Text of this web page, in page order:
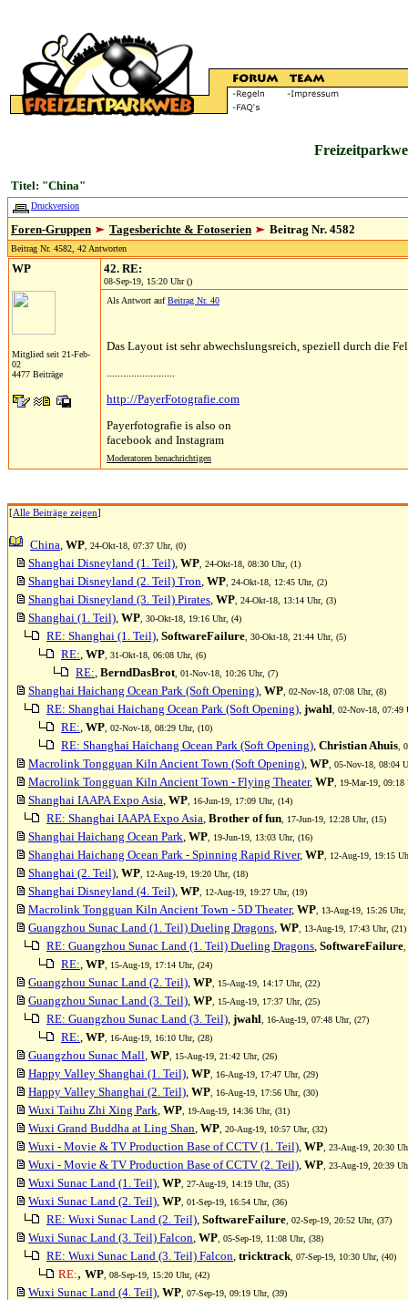
Titel: "China"
Druckversion
Foren-Gruppen Tagesberichte & Fotoserien Beitrag Nr. 4582
Beitrag Nr. 4582, 42 Antworten
WP
Mitglied seit 21-Feb-
02
4477 Beiträge
42. RE:
08-Sep-19, 15:20 Uhr ()
Als Antwort aufBeitrag Nr. 40
Das Layout ist sehr abwechslungsreich, speziell durch die
.........................
http://PayerFotografie.com
Payerfotografie is also on
facebook and Instagram
Moderatoren benachrichtigen
[Alle Beiträge zeigen]
China, WP , 24-Okt-18, 07:37 Uhr, (0)
Shanghai Disneyland (1. Teil), WP , 24-Okt-18, 08:30 Uhr, (1)
Shanghai Disneyland (2. Teil) Tron, WP , 24-Okt-18, 12:45 Uhr, (2)
Shanghai Disneyland (3. Teil) Pirates, WP , 24-Okt-18, 13:14 Uhr, (3)
Shanghai (1. Teil), WP , 30-Okt-18, 19:16 Uhr, (4)
RE: Shanghai (1. Teil), SoftwareFailure , 30-Okt-18, 21:44 Uhr, (5)
RE:, WP , 31-Okt-18, 06:08 Uhr, (6)
RE:, BerndDasBrot , 01-Nov-18, 10:26 Uhr, (7)
Shanghai Haichang Ocean Park (Soft Opening), WP , 02-Nov-18, 07:08 Uhr, (8)
RE: Shanghai Haichang Ocean Park (Soft Opening), jwahl , 02-Nov-18, 07:49
RE:, WP , 02-Nov-18, 08:29 Uhr, (10)
RE: Shanghai Haichang Ocean Park (Soft Opening), Christian Ahuis ,
Macrolink Tongguan Kiln Ancient Town (Soft Opening), WP , 05-Nov-18, 08:04
Macrolink Tongguan Kiln Ancient Town - Flying Theater, WP , 19-Mar-19,
Shanghai IAAPA Expo Asia, WP , 16-Jun-19, 17:09 Uhr, (14)
RE: Shanghai IAAPA Expo Asia, Brother of fun , 17-Jun-19, 12:28 Uhr, (15)
Shanghai Haichang Ocean Park, WP , 19-Jun-19, 13:03 Uhr, (16)
Shanghai Haichang Ocean Park - Spinning Rapid River, WP , 12-Aug-19, 19:15
Shanghai (2. Teil), WP , 12-Aug-19, 19:20 Uhr, (18)
Shanghai Disneyland (4. Teil), WP , 12-Aug-19, 19:27 Uhr, (19)
Macrolink Tongguan Kiln Ancient Town - 5D Theater, WP , 13-Aug-19, 15:26
Guangzhou Sunac Land (1. Teil) Dueling Dragons, WP , 13-Aug-19, 17:43 Uhr, (21)
RE: Guangzhou Sunac Land (1. Teil) Dueling Dragons, SoftwareFailure
RE:, WP , 15-Aug-19, 17:14 Uhr, (24)
Guangzhou Sunac Land (2. Teil), WP , 15-Aug-19, 14:17 Uhr, (22)
Guangzhou Sunac Land (3. Teil), WP , 15-Aug-19, 17:37 Uhr, (25)
RE: Guangzhou Sunac Land (3. Teil), jwahl , 16-Aug-19, 07:48 Uhr, (27)
RE:, WP , 16-Aug-19, 16:10 Uhr, (28)
Guangzhou Sunac Mall, WP , 15-Aug-19, 21:42 Uhr, (26)
Happy Valley Shanghai (1. Teil), WP , 16-Aug-19, 17:47 Uhr, (29)
Happy Valley Shanghai (2. Teil), WP , 16-Aug-19, 17:56 Uhr, (30)
Wuxi Taihu Zhi Xing Park, WP , 19-Aug-19, 14:36 Uhr, (31)
Wuxi Grand Buddha at Ling Shan, WP , 20-Aug-19, 10:57 Uhr, (32)
Wuxi - Movie & TV Production Base of CCTV (1. Teil), WP , 23-Aug-19, 20:30
Wuxi - Movie & TV Production Base of CCTV (2. Teil), WP , 23-Aug-19, 20:39
Wuxi Sunac Land (1. Teil), WP , 27-Aug-19, 14:19 Uhr, (35)
Wuxi Sunac Land (2. Teil), WP , 01-Sep-19, 16:54 Uhr, (36)
RE: Wuxi Sunac Land (2. Teil), SoftwareFailure , 02-Sep-19, 20:52 Uhr, (37)
Wuxi Sunac Land (3. Teil) Falcon, WP , 05-Sep-19, 11:08 Uhr, (38)
RE: Wuxi Sunac Land (3. Teil) Falcon, tricktrack , 07-Sep-19, 10:30 Uhr, (40)
RE:, WP , 08-Sep-19, 15:20 Uhr, (42)
Wuxi Sunac Land (4. Teil), WP , 07-Sep-19, 09:19 Uhr, (39)